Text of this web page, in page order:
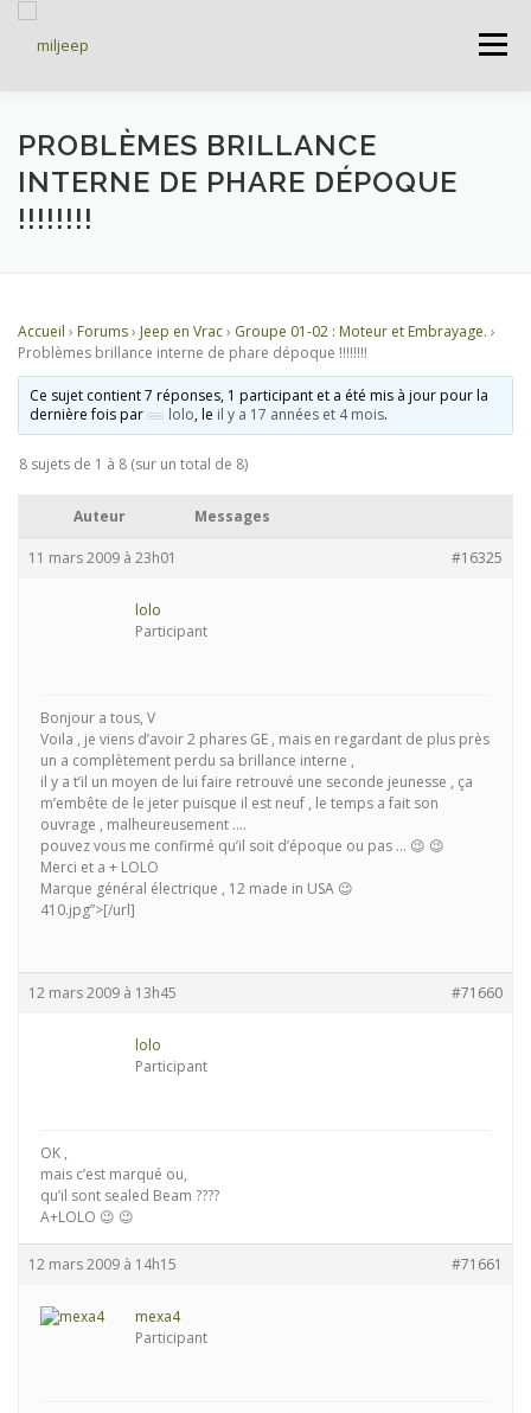
Menu
ACCUEIL ARTICLES PETITES ANNONCES
ALBUMS
CONNEXION
PROBLÈMES BRILLANCE
INTERNE DE PHARE DÉPOQUE
!!!!!!!!
Accueil › Forums› Jeep en Vrac› Groupe 01-02 : Moteur et Embrayage. ›
Problèmes brillance interne de phare dépoque !!!!!!!!
Ce sujet contient 7 réponses, 1 participant et a été mis à jour pour la
dernière fois par
lolo, le il y a 17 années et 4 mois.
8 sujets de 1 à 8 (sur un total de 8)
Auteur Messages
11 mars 2009 à 23h01 #16325
lolo
Participant
Bonjour a tous, V
Voila , je viens d’avoir 2 phares GE , mais en regardant de plus près
un a complètement perdu sa brillance interne ,
il y a t’il un moyen de lui faire retrouvé une seconde jeunesse , ça
m’embête de le jeter puisque il est neuf , le temps a fait son
ouvrage , malheureusement ….
pouvez vous me confirmé qu’il soit d’époque ou pas … 😉 😉
Merci et a + LOLO
Marque général électrique , 12 made in USA 😉
410.jpg”>[/url]
12 mars 2009 à 13h45 #71660
lolo
Participant
OK ,
mais c’est marqué ou,
qu’il sont sealed Beam ????
A+LOLO 😉 😉
12 mars 2009 à 14h15 #71661
mexa4
Participant